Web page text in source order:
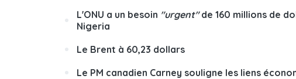
L'ONU a un besoin "urgent"de 160 millions de
Nigeria
Le Brent à 60,23 dollars
Le PM canadien Carney souligne les liens